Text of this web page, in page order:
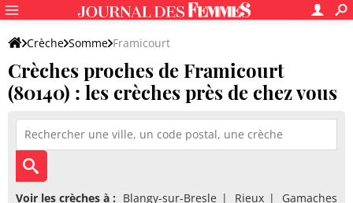
Crèche Somme Framicourt
Crèches proches de Framicourt
(80140) : les crèches près de chez vous
Voir les crèches à : Blangy-sur-Bresle Rieux Gamaches